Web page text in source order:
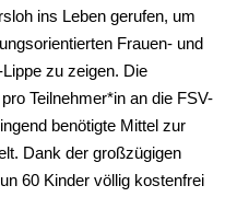
ins Leben gerufen, um
Frauen- und
zu zeigen. Die
Teilnehmer*in an die FSV-
benötigte Mittel zur
Dank der großzügigen
60 Kinder völlig kostenfrei